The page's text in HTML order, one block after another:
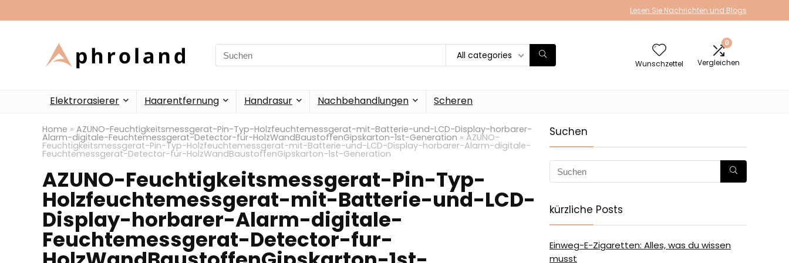
Lesen Sie Nachrichten und Blogs
Search
for:
All categories
Wunschzettel
0
Vergleichen
Elektrorasierer Haarentfernung Handrasur Nachbehandlungen Scheren
Home » AZUNO-Feuchtigkeitsmessgerat-Pin-Typ-Holzfeuchtemessgerat-mit-Batterie-und-LCD-Display-horbarer-
Alarm-digitale-Feuchtemessgerat-Detector-fur-HolzWandBaustoffenGipskarton-1st-Generation » AZUNO-
Feuchtigkeitsmessgerat-Pin-Typ-Holzfeuchtemessgerat-mit-Batterie-und-LCD-Display-horbarer-Alarm-digitale-
Feuchtemessgerat-Detector-fur-HolzWandBaustoffenGipskarton-1st-Generation
AZUNO-Feuchtigkeitsmessgerat-Pin-Typ-
Holzfeuchtemessgerat-mit-Batterie-und-LCD-
Display-horbarer-Alarm-digitale-
Feuchtemessgerat-Detector-fur-
Suchen
kürzliche Posts
Einweg-E-Zigaretten: Alles, was du wissen
musst